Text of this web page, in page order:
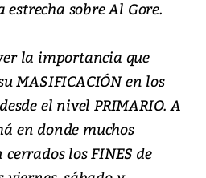
sobre Al Gore.
la importancia que
MASIFICACIÓN en los
el nivel PRIMARIO. A
en donde muchos
los FINES de